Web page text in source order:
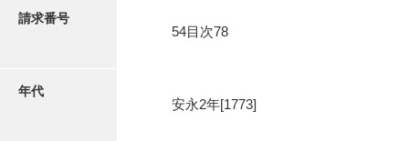
請求番号
54目次78
年代
安永2年[1773]